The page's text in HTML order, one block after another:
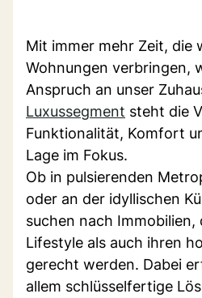
Mit immer mehr Zeit, die
Wohnungen verbringen,
Anspruch an unser
Luxussegment steht die
Funktionalität, Komfort
Lage im Fokus.
Ob in pulsierenden
oder an der idyllischen
suchen nach Immobilien,
Lifestyle als auch ihren
gerecht werden. Dabei
allem schlüsselfertige